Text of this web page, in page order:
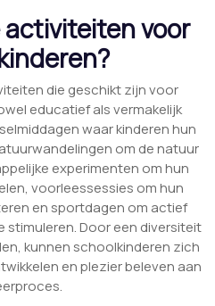
voor
die geschikt zijn voor
educatief als vermakelijk
waar kinderen hun
om de natuur
experimenten om hun
voorleessessies om hun
en sportdagen om actief
stimuleren. Door een diversiteit
kunnen schoolkinderen zich
en plezier beleven aan